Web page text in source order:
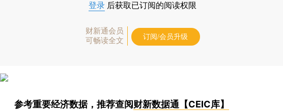
登录 后获取已订阅的阅读权限
财新通会员
可畅读全文
订阅/会员升级
参考重要经济数据，推荐查阅财新数据通【CEIC库】